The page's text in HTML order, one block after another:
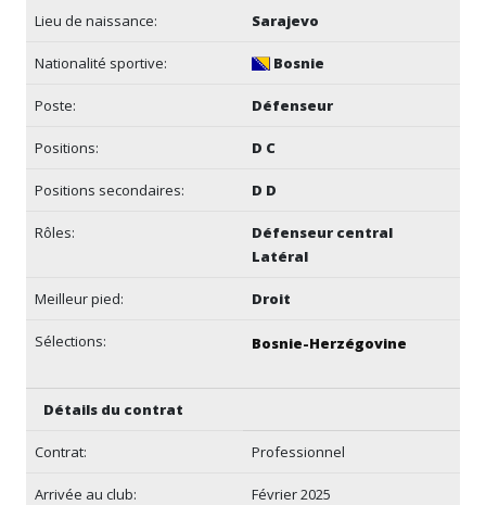
Lieu de naissance: Sarajevo
Nationalité sportive: Bosnie
Poste: Défenseur
Positions: D C
Positions secondaires: D D
Rôles:
Défenseur central
Latéral
Meilleur pied: Droit
Sélections: Bosnie-Herzégovine
Détails du contrat
Contrat: Professionnel
Arrivée au club: Février 2025